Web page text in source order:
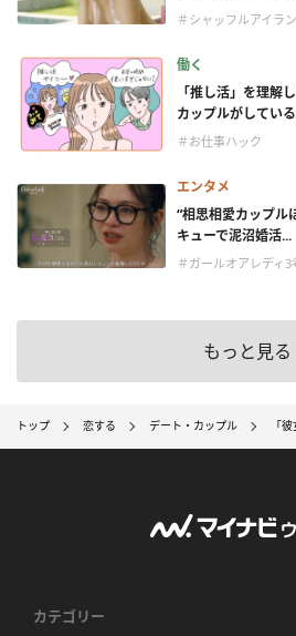
＃シャッフルアイラ
働く
「推し活」を理解
カップルがしてい
＃お仕事ハック
エンタメ
“相思相愛カップル
キューで泥沼婚活...
＃ガールオアレディ3
もっと見る
トップ 恋する デート・カップル 「
カテゴリー